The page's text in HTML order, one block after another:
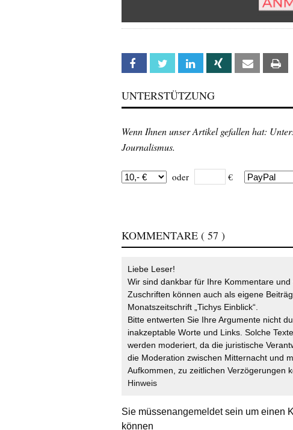
Facebook Twitter Linkedin Xing Email
UNTERSTÜTZUNG
Wenn Ihnen unser Artikel gefallen hat:
Journalismus.
oder €
KOMMENTARE ( 57 )
Liebe Leser!
Wir sind dankbar für Ihre Kommentare
Zuschriften können auch als eigene
Monatszeitschrift „Tichys Einblick“.
Bitte entwerten Sie Ihre Argumente nicht
inakzeptable Worte und Links. Solche
werden moderiert, da die juristische
die Moderation zwischen Mitternacht und
Aufkommen, zu zeitlichen Verzögerungen
Hinweis
Sie müssenangemeldetsein um einen
können